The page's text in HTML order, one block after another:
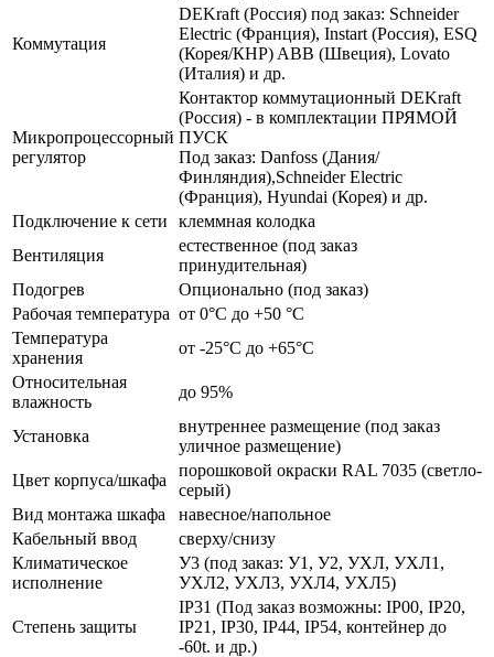
Коммутация
DEKraft (Россия) под заказ: Schneider
Electric (Франция), Instart (Россия), ESQ
(Корея/КНР) ABB (Швеция), Lovato
(Италия) и др.
Микропроцессорный
регулятор
Контактор коммутационный DEKraft
(Россия) - в комплектации ПРЯМОЙ
ПУСК
Под заказ: Danfoss (Дания/
Финляндия),Schneider Electric
(Франция), Hyundai (Корея) и др.
Подключение к сети
клеммная колодка
Вентиляция
естественное (под заказ
принудительная)
Подогрев
Опционально (под заказ)
Рабочая температура от 0°C до +50 °C
Температура
хранения
от -25°C до +65°C
Относительная
влажность
до 95%
Установка
внутреннее размещение (под заказ
уличное размещение)
Цвет корпуса/шкафа
порошковой окраски RAL 7035 (светло-
серый)
Вид монтажа шкафа
навесное/напольное
Кабельный ввод
сверху/снизу
Климатическое
исполнение
У3 (под заказ: У1, У2, УХЛ, УХЛ1,
УХЛ2, УХЛ3, УХЛ4, УХЛ5)
Степень защиты
IP31 (Под заказ возможны: IP00, IP20,
IP21, IP30, IP44, IP54, контейнер до
-60t. и др.)